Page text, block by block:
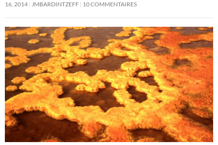
16, 2014 JMBARDINTZEFF 10 COMMENTAIRES